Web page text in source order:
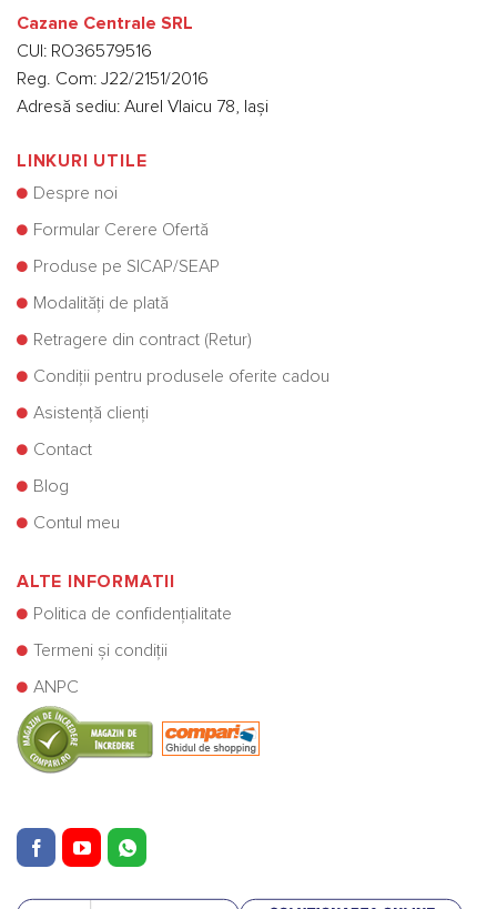
Cazane Centrale SRL
CUI: RO36579516
Reg. Com: J22/2151/2016
Adresă sediu: Aurel Vlaicu 78, Iași
LINKURI UTILE
Despre noi
Formular Cerere Ofertă
Produse pe SICAP/SEAP
Modalități de plată
Retragere din contract (Retur)
Condiții pentru produsele oferite cadou
Asistență clienți
Contact
Blog
Contul meu
ALTE INFORMATII
Politica de confidențialitate
Termeni și condiții
ANPC